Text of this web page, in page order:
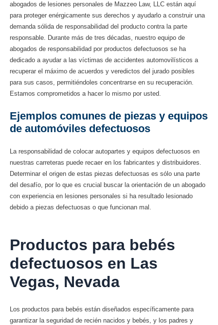
abogados de lesiones personales de Mazzeo Law, LLC están aquí
para proteger enérgicamente sus derechos y ayudarlo a construir una
demanda sólida de responsabilidad del producto contra la parte
responsable. Durante más de tres décadas, nuestro equipo de
abogados de responsabilidad por productos defectuosos se ha
dedicado a ayudar a las víctimas de accidentes automovilísticos a
recuperar el máximo de acuerdos y veredictos del jurado posibles
para sus casos, permitiéndoles concentrarse en su recuperación.
Estamos comprometidos a hacer lo mismo por usted.
Ejemplos comunes de piezas y equipos
de automóviles defectuosos
La responsabilidad de colocar autopartes y equipos defectuosos en
nuestras carreteras puede recaer en los fabricantes y distribuidores.
Determinar el origen de estas piezas defectuosas es sólo una parte
del desafío, por lo que es crucial buscar la orientación de un abogado
con experiencia en lesiones personales si ha resultado lesionado
debido a piezas defectuosas o que funcionan mal.
Productos para bebés
defectuosos en Las
Vegas, Nevada
Los productos para bebés están diseñados específicamente para
garantizar la seguridad de recién nacidos y bebés, y los padres y